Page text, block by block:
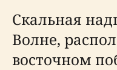
Скальная
Волне,
восточном